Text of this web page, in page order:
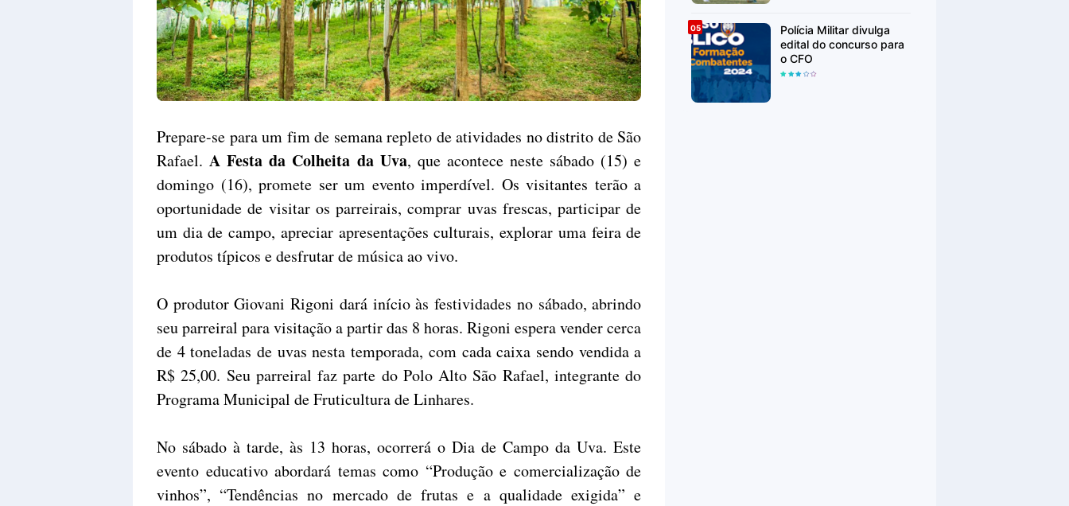
Prepare-se para um fim de semana repleto de atividades no distrito de São
Rafael.A Festa da Colheita da Uva, que acontece neste sábado (15) e
domingo (16), promete ser um evento imperdível. Os visitantes terão a
oportunidade de visitar os parreirais, comprar uvas frescas, participar de
um dia de campo, apreciar apresentações culturais, explorar uma feira de
produtos típicos e desfrutar de música ao vivo.
O produtor Giovani Rigoni dará início às festividades no sábado, abrindo
seu parreiral para visitação a partir das 8 horas. Rigoni espera vender cerca
de 4 toneladas de uvas nesta temporada, com cada caixa sendo vendida a
R$ 25,00. Seu parreiral faz parte do Polo Alto São Rafael, integrante do
Programa Municipal de Fruticultura de Linhares.
No sábado à tarde, às 13 horas, ocorrerá o Dia de Campo da Uva. Este
evento educativo abordará temas como “Produção e comercialização de
vinhos”, “Tendências no mercado de frutas e a qualidade exigida” e
Polícia Militar divulga
edital do concurso para
o CFO